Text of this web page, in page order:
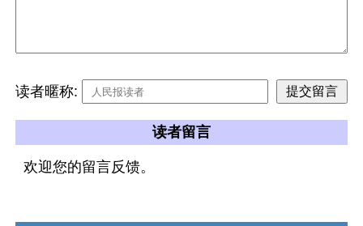
读者暱称:
读者留言
欢迎您的留言反馈。